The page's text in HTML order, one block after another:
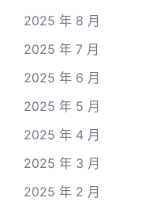
2025 年 8 月
2025 年 7 月
2025 年 6 月
2025 年 5 月
2025 年 4 月
2025 年 3 月
2025 年 2 月